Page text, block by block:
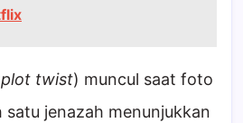
plot twist) muncul saat foto
satu jenazah menunjukkan